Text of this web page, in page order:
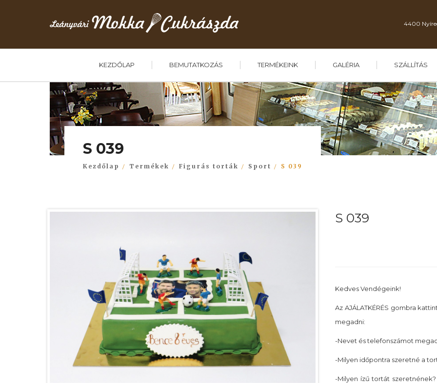
4400
KEZDŐLAP BEMUTATKOZÁS TERMÉKEINK GALÉRIA SZÁLLÍTÁS
S 039
Kezdőlap Termékek Figurás torták Sport S 039
S 039
Kedves Vendégeink!
Az AJÁLATKÉRÉS gombra
megadni:
-Nevet és telefonszámot
-Milyen időpontra szeretné a
-Milyen ízű tortát szeretnének?